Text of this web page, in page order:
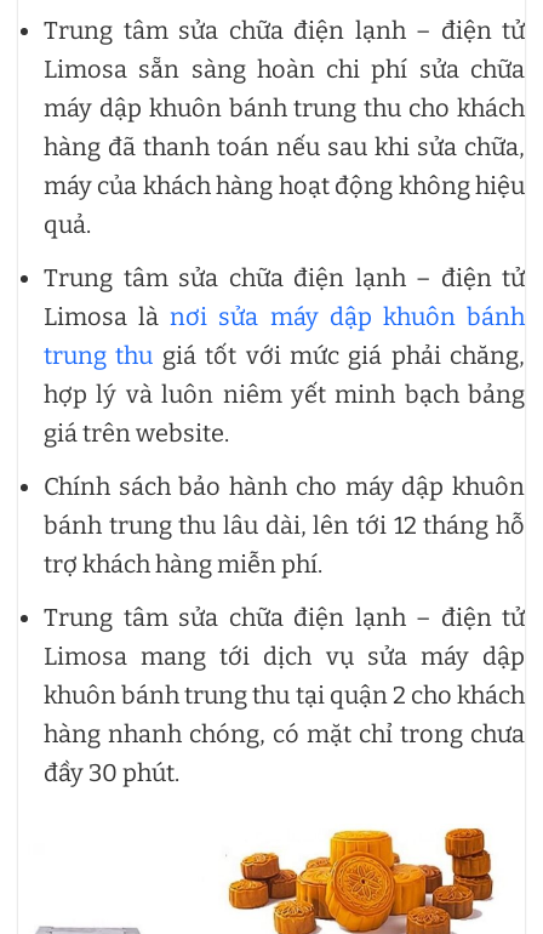
Trung tâm sửa chữa điện lạnh – điện tử
Limosa sẵn sàng hoàn chi phí sửa chữa
máy dập khuôn bánh trung thu cho khách
hàng đã thanh toán nếu sau khi sửa chữa,
máy của khách hàng hoạt động không hiệu
quả.
Trung tâm sửa chữa điện lạnh – điện tử
Limosa lànơi sửa máy dập khuôn bánh
trung thu giá tốt với mức giá phải chăng,
hợp lý và luôn niêm yết minh bạch bảng
giá trên website.
Chính sách bảo hành cho máy dập khuôn
bánh trung thu lâu dài, lên tới 12 tháng hỗ
trợ khách hàng miễn phí.
Trung tâm sửa chữa điện lạnh – điện tử
Limosa mang tới dịch vụ sửa máy dập
khuôn bánh trung thu tại quận 2 cho khách
hàng nhanh chóng, có mặt chỉ trong chưa
đầy 30 phút.